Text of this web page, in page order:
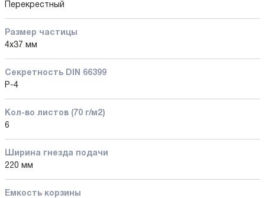
Перекрестный
Размер частицы
4х37 мм
Секретность DIN 66399
P-4
Кол-во листов (70 г/м2)
6
Ширина гнезда подачи
220 мм
Емкость корзины